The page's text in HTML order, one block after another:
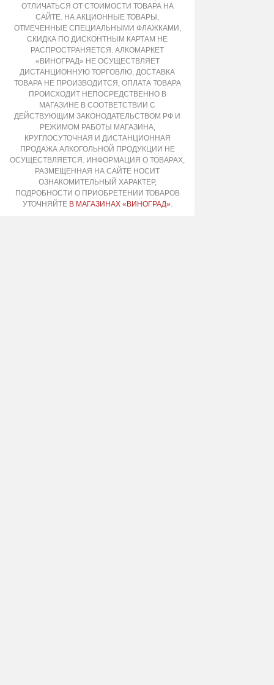
ОТЛИЧАТЬСЯ ОТ СТОИМОСТИ ТОВАРА НА
САЙТЕ. НА АКЦИОННЫЕ ТОВАРЫ,
ОТМЕЧЕННЫЕ СПЕЦИАЛЬНЫМИ ФЛАЖКАМИ,
СКИДКА ПО ДИСКОНТНЫМ КАРТАМ НЕ
РАСПРОСТРАНЯЕТСЯ. АЛКОМАРКЕТ
«ВИНОГРАД» НЕ ОСУЩЕСТВЛЯЕТ
ДИСТАНЦИОННУЮ ТОРГОВЛЮ, ДОСТАВКА
ТОВАРА НЕ ПРОИЗВОДИТСЯ, ОПЛАТА ТОВАРА
ПРОИСХОДИТ НЕПОСРЕДСТВЕННО В
МАГАЗИНЕ В СООТВЕТСТВИИ С
ДЕЙСТВУЮЩИМ ЗАКОНОДАТЕЛЬСТВОМ РФ И
РЕЖИМОМ РАБОТЫ МАГАЗИНА,
КРУГЛОСУТОЧНАЯ И ДИСТАНЦИОННАЯ
ПРОДАЖА АЛКОГОЛЬНОЙ ПРОДУКЦИИ НЕ
ОСУЩЕСТВЛЯЕТСЯ. ИНФОРМАЦИЯ О ТОВАРАХ,
РАЗМЕЩЕННАЯ НА САЙТЕ НОСИТ
ОЗНАКОМИТЕЛЬНЫЙ ХАРАКТЕР,
ПОДРОБНОСТИ О ПРИОБРЕТЕНИИ ТОВАРОВ
УТОЧНЯЙТЕ В МАГАЗИНАХ «ВИНОГРАД».